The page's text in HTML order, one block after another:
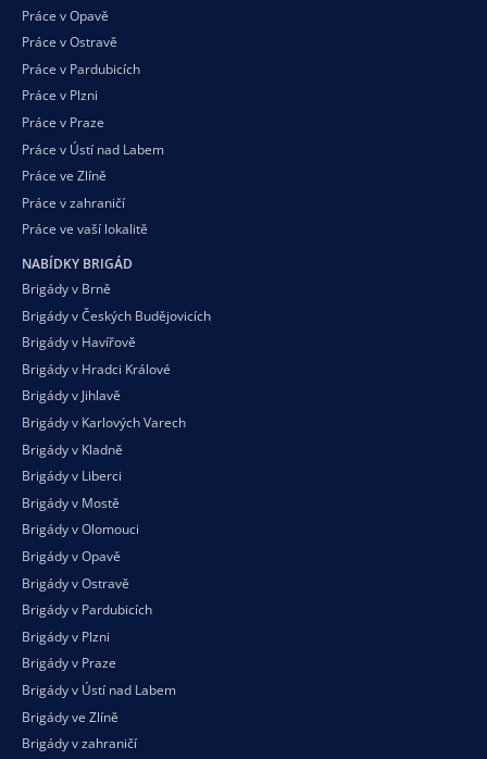
Práce v Opavě
Práce v Ostravě
Práce v Pardubicích
Práce v Plzni
Práce v Praze
Práce v Ústí nad Labem
Práce ve Zlíně
Práce v zahraničí
Práce ve vaší lokalitě
NABÍDKY BRIGÁD
Brigády v Brně
Brigády v Českých Budějovicích
Brigády v Havířově
Brigády v Hradci Králové
Brigády v Jihlavě
Brigády v Karlových Varech
Brigády v Kladně
Brigády v Liberci
Brigády v Mostě
Brigády v Olomouci
Brigády v Opavě
Brigády v Ostravě
Brigády v Pardubicích
Brigády v Plzni
Brigády v Praze
Brigády v Ústí nad Labem
Brigády ve Zlíně
Brigády v zahraničí